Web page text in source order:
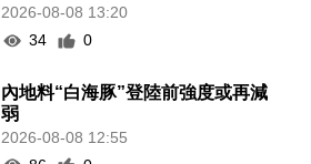
2026-08-08 13:20
34
0
內地料“白海豚”登陸前強度或再減
弱
2026-08-08 12:55